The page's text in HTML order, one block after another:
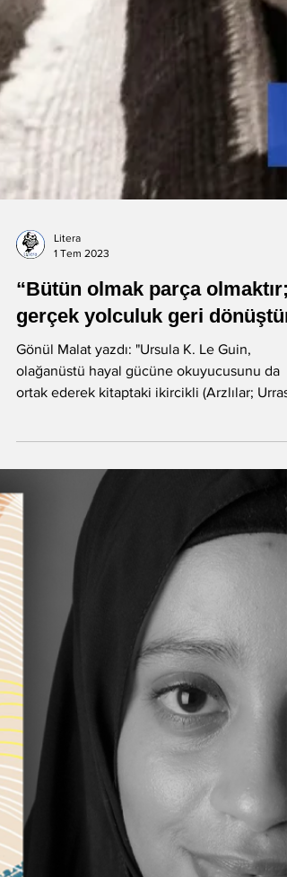
Litera
1 Tem 2023
“Bütün olmak parça olmaktır;
gerçek yolculuk geri
Anarres...